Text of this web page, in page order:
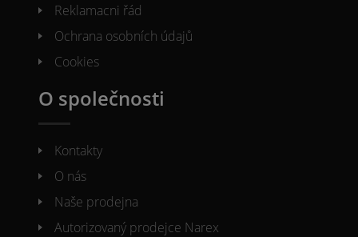
Reklamacni řád
Ochrana osobních údajů
Cookies
O společnosti
Kontakty
O nás
Naše prodejna
Autorizovaný prodejce Narex